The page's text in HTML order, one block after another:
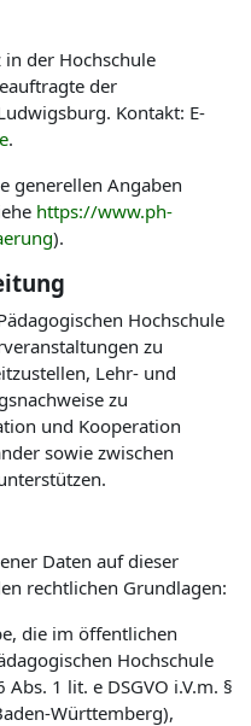
in der Hochschule
der
Kontakt: E-
.
generellen Angaben
https://www.ph-
).
Hochschule
zu
Lehr- und
zu
und Kooperation
sowie zwischen
Daten auf dieser
rechtlichen Grundlagen:
die im öffentlichen
Hochschule
1 lit. e DSGVO i.V.m. §
Württemberg),